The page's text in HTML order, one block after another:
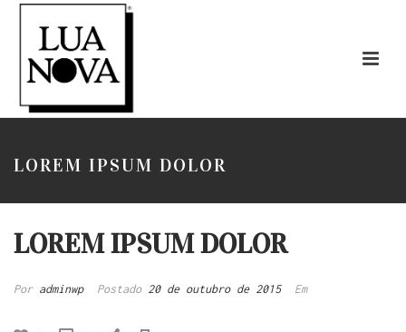
LOREM IPSUM DOLOR
LOREM IPSUM DOLOR
Por adminwp Postado 20 de outubro de 2015 Em